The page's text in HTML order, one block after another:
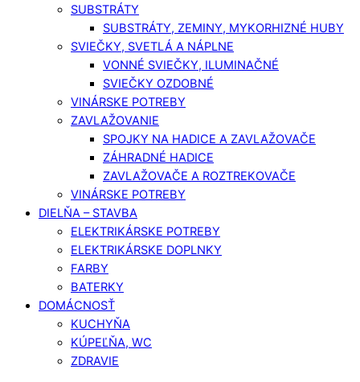
SUBSTRÁTY
SUBSTRÁTY, ZEMINY, MYKORHIZNÉ HUBY
SVIEČKY, SVETLÁ A NÁPLNE
VONNÉ SVIEČKY, ILUMINAČNÉ
SVIEČKY OZDOBNÉ
VINÁRSKE POTREBY
ZAVLAŽOVANIE
SPOJKY NA HADICE A ZAVLAŽOVAČE
ZÁHRADNÉ HADICE
ZAVLAŽOVAČE A ROZTREKOVAČE
VINÁRSKE POTREBY
DIELŇA – STAVBA
ELEKTRIKÁRSKE POTREBY
ELEKTRIKÁRSKE DOPLNKY
FARBY
BATERKY
DOMÁCNOSŤ
KUCHYŇA
KÚPEĽŇA, WC
ZDRAVIE